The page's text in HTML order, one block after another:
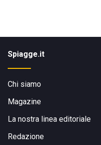
Spiagge.it
Chi siamo
Magazine
La nostra linea editoriale
Redazione